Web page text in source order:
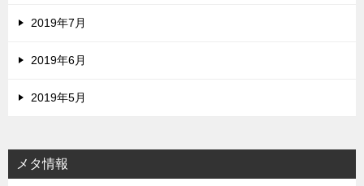
2019年7月
2019年6月
2019年5月
メタ情報